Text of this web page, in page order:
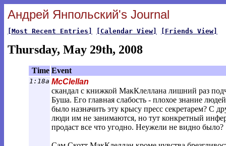
Андрей Янпольский's Journal
[Most Recent Entries] [Calendar View] [Friends View]
Thursday, May 29th, 2008
Time Event
1:18a McClellan
скандал с книжкой МакКлеллана лишний раз
Буша. Его главная слабость - плохое знание
было назначить эту крысу пресс секретарем? С
люди им не занимаются, но тут конкретный
продаст все что угодно. Неужели не видно было?